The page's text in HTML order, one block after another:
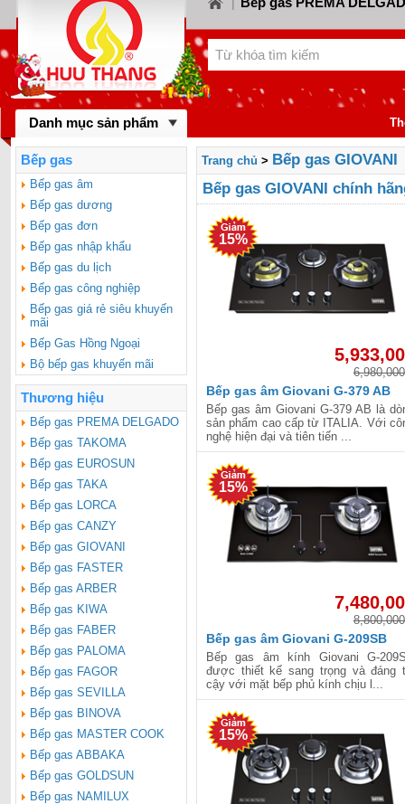
LORCA | Bếp gas CANZY |
KIWA | Bếp gas FABER
BINOVA Bếp gas MASTER
Bếp gas
BAUMATIC | Bếp gas
BLUESTAR | Bếp gas
Danh mục sản phẩm
Bếp gas
Bếp gas âm
Bếp gas dương
Bếp gas đơn
Bếp gas nhập khẩu
Bếp gas du lịch
Bếp gas công nghiệp
Bếp gas giá rẻ siêu khuyến
mãi
Bếp Gas Hồng Ngoại
Bộ bếp gas khuyến mãi
Thương hiệu
Bếp gas PREMA DELGADO
Bếp gas TAKOMA
Bếp gas EUROSUN
Bếp gas TAKA
Bếp gas LORCA
Bếp gas CANZY
Bếp gas GIOVANI
Bếp gas FASTER
Bếp gas ARBER
Bếp gas KIWA
Bếp gas FABER
Bếp gas PALOMA
Bếp gas FAGOR
Bếp gas SEVILLA
Bếp gas BINOVA
Bếp gas MASTER COOK
Bếp gas ABBAKA
Bếp gas GOLDSUN
Bếp gas NAMILUX
Trang chủ > Bếp gas GIOVANI
Bếp gas GIOVANI chính
15%
Bếp gas âm Giovani G-379 AB
Bếp gas âm Giovani G-379 AB là
sản phẩm cao cấp từ ITALIA. Với
nghệ hiện đại và tiên tiến ...
15%
Bếp gas âm Giovani G-209SB
Bếp gas âm kính Giovani G-
được thiết kế sang trọng và đáng
cậy với mặt bếp phủ kính chịu l...
15%